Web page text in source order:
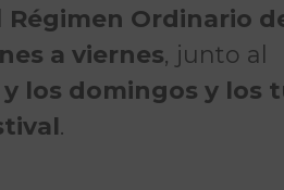
Régimen Ordinario
a viernes, junto al
y los domingos y los
.